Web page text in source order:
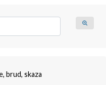
brud, skaza